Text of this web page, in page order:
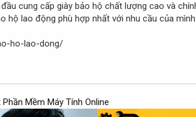
cung cấp giày bảo hộ chất lượng cao và
hộ lao động phù hợp nhất với nhu cầu của mình.
ho-lao-dong/
Mềm Máy Tính Online